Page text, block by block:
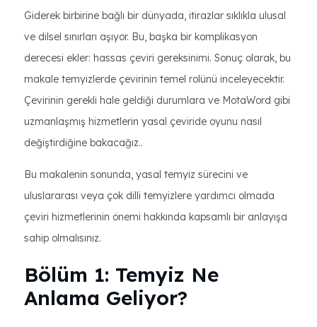
Giderek birbirine bağlı bir dünyada, itirazlar sıklıkla ulusal
ve dilsel sınırları aşıyor. Bu, başka bir komplikasyon
derecesi ekler: hassas çeviri gereksinimi. Sonuç olarak, bu
makale temyizlerde çevirinin temel rolünü inceleyecektir.
Çevirinin gerekli hale geldiği durumlara ve MotaWord gibi
uzmanlaşmış hizmetlerin yasal çeviride oyunu nasıl
değiştirdiğine bakacağız..
Bu makalenin sonunda, yasal temyiz sürecini ve
uluslararası veya çok dilli temyizlere yardımcı olmada
çeviri hizmetlerinin önemi hakkında kapsamlı bir anlayışa
sahip olmalısınız.
Bölüm 1: Temyiz Ne
Anlama Geliyor?